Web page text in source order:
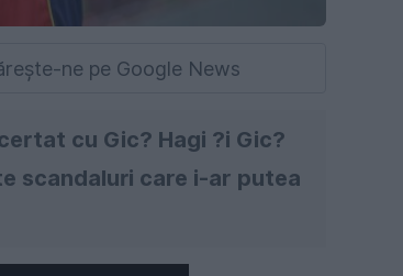
ne pe Google News
cu Gic? Hagi ?i Gic?
scandaluri care i-ar putea